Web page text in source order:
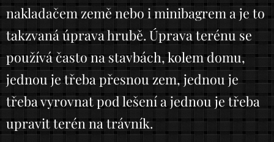
nakladačem země nebo i minibagrem a je to
takzvaná úprava hrubě. Úprava terénu se
používá často na stavbách, kolem domu,
jednou je třeba přesnou zem, jednou je
třeba vyrovnat pod lešení a jednou je třeba
upravit terén na trávník.